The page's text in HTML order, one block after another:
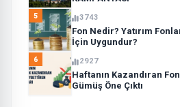
5 3743
Fon Nedir? Yatırım
İçin Uygundur?
6 2927
Haftanın Kazandıran
Gümüş Öne Çıktı